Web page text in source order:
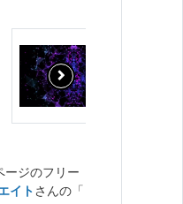
ージのフリー
イトさんの「